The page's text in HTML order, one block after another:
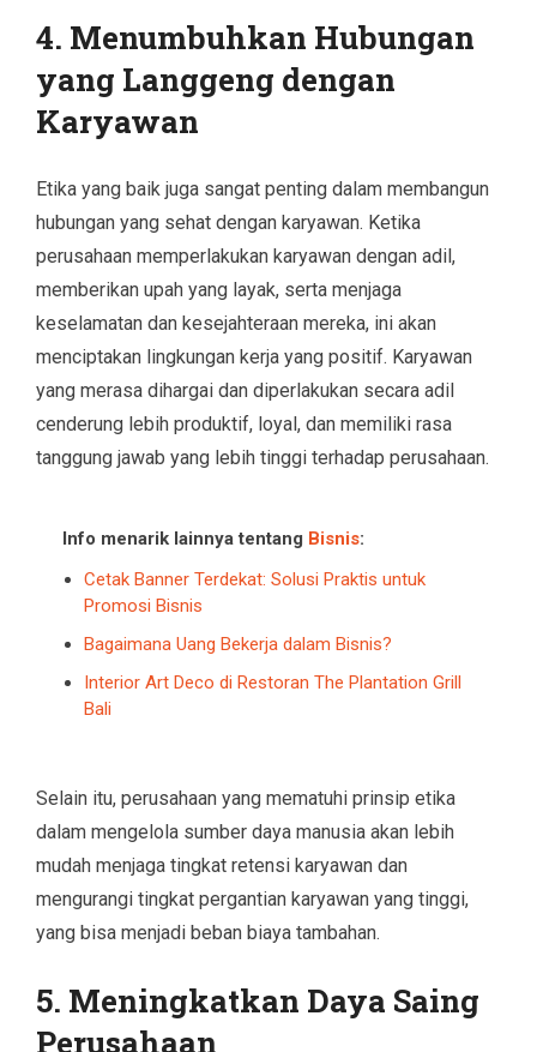
4. Menumbuhkan Hubungan
yang Langgeng dengan
Karyawan
Etika yang baik juga sangat penting dalam membangun
hubungan yang sehat dengan karyawan. Ketika
perusahaan memperlakukan karyawan dengan adil,
memberikan upah yang layak, serta menjaga
keselamatan dan kesejahteraan mereka, ini akan
menciptakan lingkungan kerja yang positif. Karyawan
yang merasa dihargai dan diperlakukan secara adil
cenderung lebih produktif, loyal, dan memiliki rasa
tanggung jawab yang lebih tinggi terhadap perusahaan.
Info menarik lainnya tentang Bisnis:
Cetak Banner Terdekat: Solusi Praktis untuk
Promosi Bisnis
Bagaimana Uang Bekerja dalam Bisnis?
Interior Art Deco di Restoran The Plantation Grill
Bali
Selain itu, perusahaan yang mematuhi prinsip etika
dalam mengelola sumber daya manusia akan lebih
mudah menjaga tingkat retensi karyawan dan
mengurangi tingkat pergantian karyawan yang tinggi,
yang bisa menjadi beban biaya tambahan.
5. Meningkatkan Daya Saing
Perusahaan